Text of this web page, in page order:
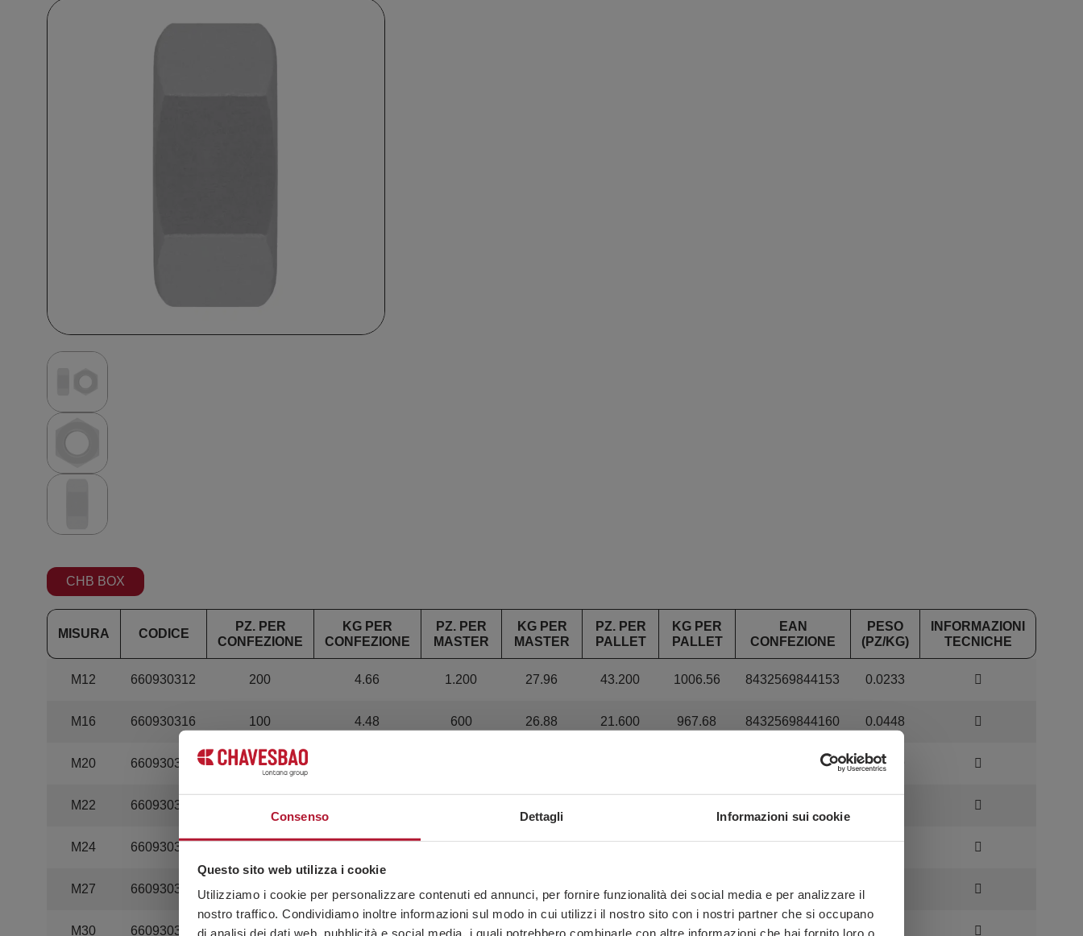
Consenso Dettagli Informazioni sui cookie
Questo sito web utilizza i cookie
Utilizziamo i cookie per personalizzare contenuti ed annunci, per fornire funzionalità dei social media e per analizzare il
nostro traffico. Condividiamo inoltre informazioni sul modo in cui utilizzi il nostro sito con i nostri partner che si occupano
di analisi dei dati web, pubblicità e social media, i quali potrebbero combinarle con altre informazioni che hai fornito loro o
CHB BOX
MISURA CODICE
PZ. PER
CONFEZIONE
KG PER
CONFEZIONE
PZ. PER
MASTER
KG PER
MASTER
PZ. PER
PALLET
KG PER
PALLET
EAN
CONFEZIONE
PESO
(PZ/KG)
INFORMAZIONI
TECNICHE
M12 660930312 200 4.66 1.200 27.96 43.200 1006.56 8432569844153 0.0233
M16 660930316 100 4.48 600 26.88 21.600 967.68 8432569844160 0.0448
M20 660930320 50 8432569844177 0.0739
M22 660930322
M24 660930324
M27 660930327 25 100 22.4 3.600 806.4 8432569844207
M30 660930330 25 7.5 75 22.5 2.700 810 8432569844214